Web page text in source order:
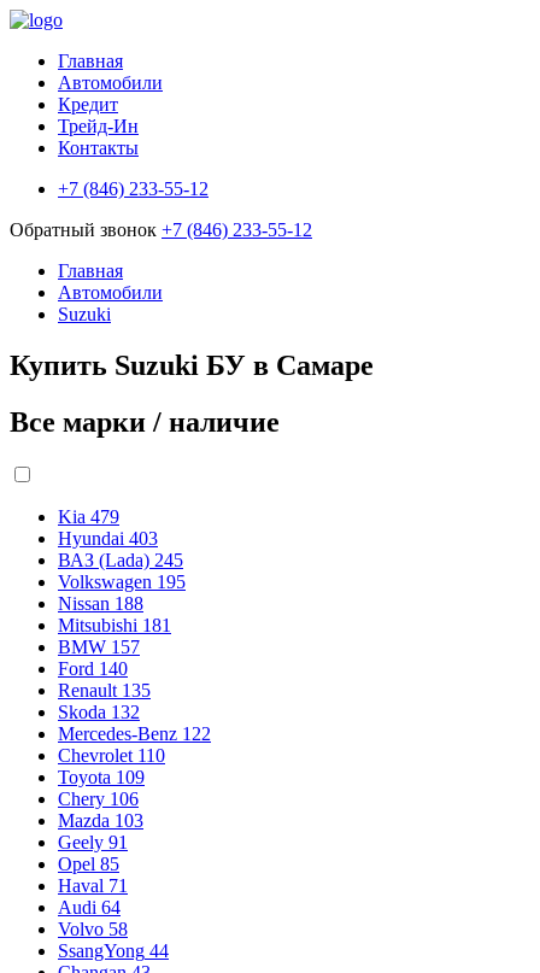
Главная
Автомобили
Кредит
Трейд-Ин
Контакты
+7 (846) 233-55-12
Обратный звонок +7 (846) 233-55-12
Главная
Автомобили
Suzuki
Купить Suzuki БУ в Самаре
Все марки / наличие
Kia 479
Hyundai 403
ВАЗ (Lada) 245
Volkswagen 195
Nissan 188
Mitsubishi 181
BMW 157
Ford 140
Renault 135
Skoda 132
Mercedes-Benz 122
Chevrolet 110
Toyota 109
Chery 106
Mazda 103
Geely 91
Opel 85
Haval 71
Audi 64
Volvo 58
SsangYong 44